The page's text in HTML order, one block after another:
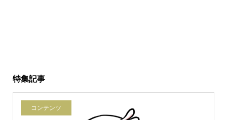
特集記事
コンテンツ